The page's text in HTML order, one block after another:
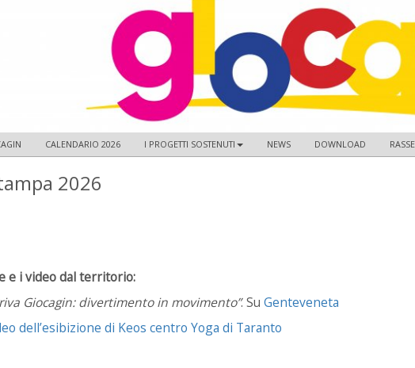
CALENDARIO 2026 I PROGETTI SOSTENUTI NEWS DOWNLOAD
2026
e i video dal territorio:
Giocagin: divertimento in movimento”. Su Genteveneta
dell’esibizione di Keos centro Yoga di Taranto